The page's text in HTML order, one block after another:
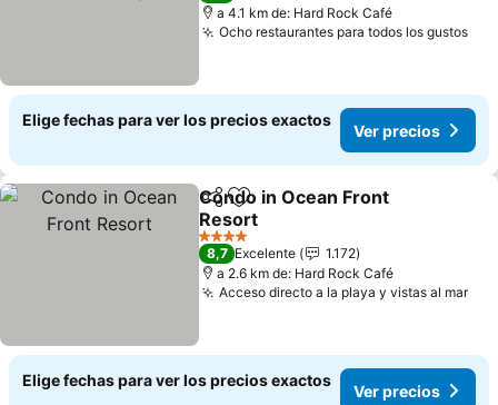
a 4.1 km de: Hard Rock Café
Ocho restaurantes para todos los gustos
Elige fechas para ver los precios exactos
Ver precios
CompartirAgregar a favoritos
Condo in Ocean Front
Resort
4 Estrellas
8,7 Excelente
1.172
a 2.6 km de: Hard Rock Café
Acceso directo a la playa y vistas al mar
Elige fechas para ver los precios exactos
Ver precios